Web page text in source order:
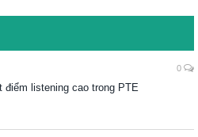
0
điểm listening cao trong PTE